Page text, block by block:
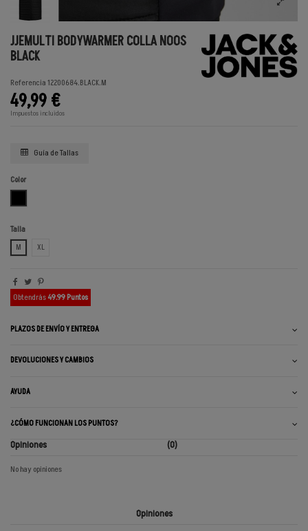
JJEMULTI BODYWARMER COLLA NOOS
BLACK
Referencia12200684.BLACK.M
49,99 €
Impuestos incluidos
Guía de Tallas
Color
Talla
M
XL
Obtendrás49.99 Puntos
PLAZOS DE ENVÍO Y ENTREGA
DEVOLUCIONES Y CAMBIOS
AYUDA
¿CÓMO FUNCIONAN LOS PUNTOS?
Opiniones (0)
No hay opiniones
Opiniones